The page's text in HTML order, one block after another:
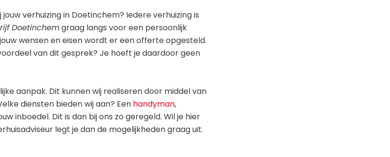
verhuizing in Doetinchem? Iedere verhuizing is
Doetinchemgraag langs voor een persoonlijk
wensen en eisen wordt er een offerte opgesteld.
van dit gesprek? Je hoeft je daardoor geen
aanpak. Dit kunnen wij realiseren door middel van
diensten bieden wij aan? Een handyman,
inboedel. Dit is dan bij ons zo geregeld. Wil je hier
legt je dan de mogelijkheden graag uit.